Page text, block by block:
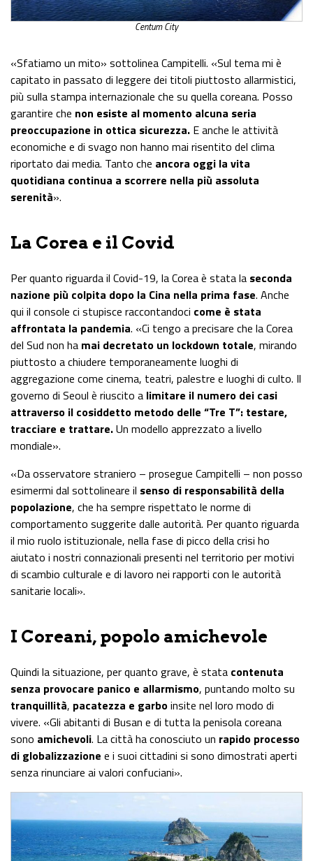
Centum City
«Sfatiamo un mito» sottolinea Campitelli. «Sul tema mi è
capitato in passato di leggere dei titoli piuttosto allarmistici,
più sulla stampa internazionale che su quella coreana. Posso
garantire che non esiste al momento alcuna seria
preoccupazione in ottica sicurezza. E anche le attività
economiche e di svago non hanno mai risentito del clima
riportato dai media. Tanto che ancora oggi la vita
quotidiana continua a scorrere nella più assoluta
serenità».
La Corea e il Covid
Per quanto riguarda il Covid-19, la Corea è stata la seconda
nazione più colpita dopo la Cina nella prima fase. Anche
qui il console ci stupisce raccontandoci come è stata
affrontata la pandemia. «Ci tengo a precisare che la Corea
del Sud non ha mai decretato un lockdown totale, mirando
piuttosto a chiudere temporaneamente luoghi di
aggregazione come cinema, teatri, palestre e luoghi di culto. Il
governo di Seoul è riuscito a limitare il numero dei casi
attraverso il cosiddetto metodo delle “Tre T”: testare,
tracciare e trattare.Un modello apprezzato a livello
mondiale».
«Da osservatore straniero – prosegue Campitelli – non posso
esimermi dal sottolineare il senso di responsabilità della
popolazione, che ha sempre rispettato le norme di
comportamento suggerite dalle autorità. Per quanto riguarda
il mio ruolo istituzionale, nella fase di picco della crisi ho
aiutato i nostri connazionali presenti nel territorio per motivi
di scambio culturale e di lavoro nei rapporti con le autorità
sanitarie locali».
I Coreani, popolo amichevole
Quindi la situazione, per quanto grave, è stata contenuta
senza provocare panico e allarmismo, puntando molto su
tranquillità, pacatezza e garboinsite nel loro modo di
vivere. «Gli abitanti di Busan e di tutta la penisola coreana
sono amichevoli. La città ha conosciuto un rapido processo
di globalizzazione e i suoi cittadini si sono dimostrati aperti
senza rinunciare ai valori confuciani».